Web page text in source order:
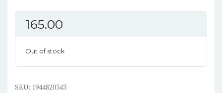
165.00
Out of stock
SKU: 1944820343